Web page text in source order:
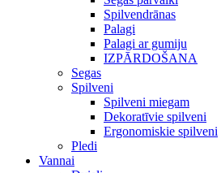
Spilvendrānas
Palagi
Palagi ar gumiju
IZPĀRDOŠANA
Segas
Spilveni
Spilveni miegam
Dekoratīvie spilveni
Ergonomiskie spilveni
Pledi
Vannai